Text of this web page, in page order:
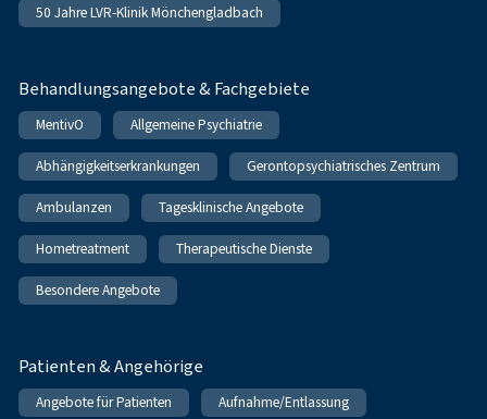
50 Jahre LVR-Klinik Mönchengladbach
Behandlungsangebote & Fachgebiete
MentivO Allgemeine Psychiatrie
Abhängigkeitserkrankungen Gerontopsychiatrisches Zentrum
Ambulanzen Tagesklinische Angebote
Hometreatment Therapeutische Dienste
Besondere Angebote
Patienten & Angehörige
Angebote für Patienten Aufnahme/Entlassung